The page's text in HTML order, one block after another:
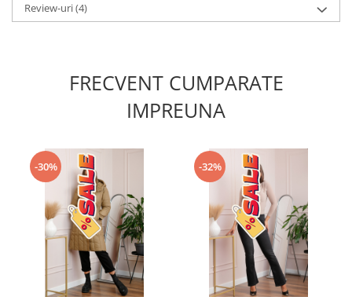
Review-uri(4)
FRECVENT CUMPARATE
IMPREUNA
-30% -32%